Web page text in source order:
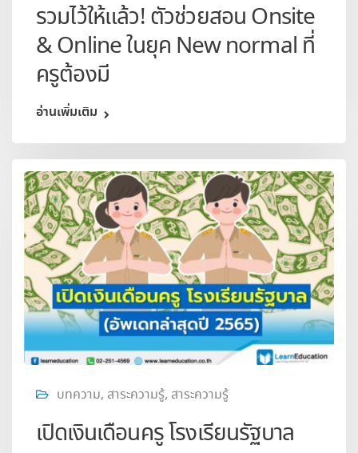
รวมไว้ให้แล้ว! ตัวช่วยสอน Onsite
& Online ในยุค New normal ที่
ครูต้องมี
อ่านเพิ่มเติม
บทความ, สาระความรู้, สาระความรู้
เปิดเงินเดือนครู โรงเรียนรัฐบาล